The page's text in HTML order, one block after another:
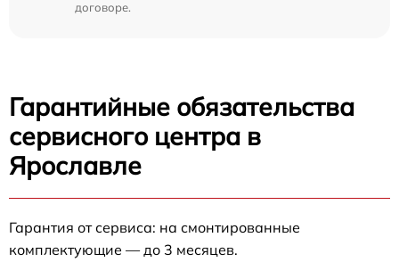
договоре.
Гарантийные обязательства
сервисного центра в
Ярославле
Гарантия от сервиса: на смонтированные
комплектующие — до 3 месяцев.